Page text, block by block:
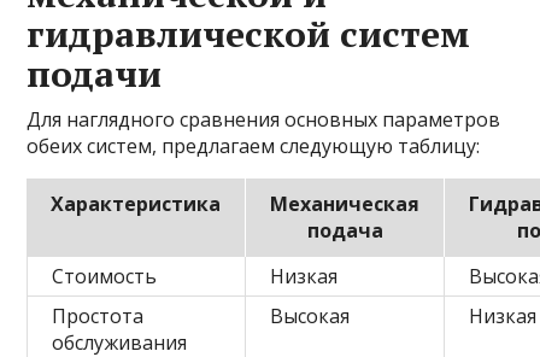
гидравлической систем
подачи
Для наглядного сравнения основных параметров
обеих систем, предлагаем следующую таблицу:
Характеристика
Механическая
подача
Стоимость
Низкая
Простота
обслуживания
Высокая Низкая